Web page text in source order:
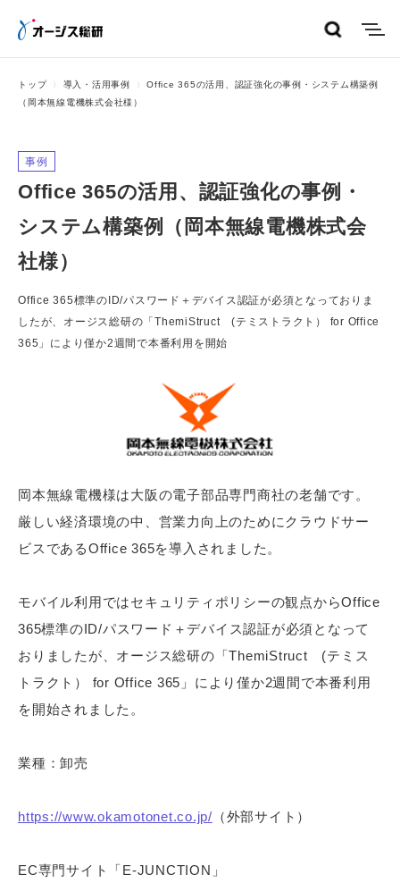
トップ 導入・活用事例
Office 365の活用、認証強化の事例・システム構築例
（岡本無線電機株式会社様）
事例
Office 365の活用、認証強化の事例・
システム構築例（岡本無線電機株式会
社様）
Office 365標準のID/パスワード＋デバイス認証が必須となっておりま
したが、オージス総研の「ThemiStruct (テミストラクト） for Office
365」により僅か2週間で本番利用を開始
岡本無線電機様は大阪の電子部品専門商社の老舗です。
厳しい経済環境の中、営業力向上のためにクラウドサー
ビスであるOffice 365を導入されました。
モバイル利用ではセキュリティポリシーの観点からOffice
365標準のID/パスワード＋デバイス認証が必須となって
おりましたが、オージス総研の「ThemiStruct (テミス
トラクト） for Office 365」により僅か2週間で本番利用
を開始されました。
業種：卸売
https://www.okamotonet.co.jp/ （外部サイト）
EC専門サイト「E-JUNCTION」